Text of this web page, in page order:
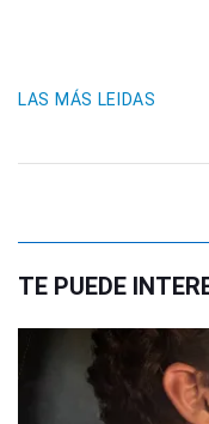
LAS MÁS LEIDAS
TE PUEDE